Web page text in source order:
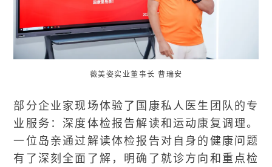
薇美姿实业董事长 曹瑞安
部分企业家现场体验了国康私人医生团队的专
业服务：深度体检报告解读和运动康复调理。
一位岛亲通过解读体检报告对自身的健康问题
有了深刻全面了解，明确了就诊方向和重点检